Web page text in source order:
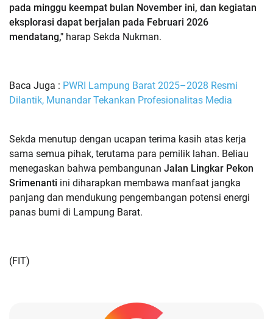
pada minggu keempat bulan November ini, dan kegiatan
eksplorasi dapat berjalan pada Februari 2026
mendatang," harap Sekda Nukman.
Baca Juga : PWRI Lampung Barat 2025–2028 Resmi
Dilantik, Munandar Tekankan Profesionalitas Media
Sekda menutup dengan ucapan terima kasih atas kerja
sama semua pihak, terutama para pemilik lahan. Beliau
menegaskan bahwa pembangunan Jalan Lingkar Pekon
Srimenanti ini diharapkan membawa manfaat jangka
panjang dan mendukung pengembangan potensi energi
panas bumi di Lampung Barat.
(FIT)